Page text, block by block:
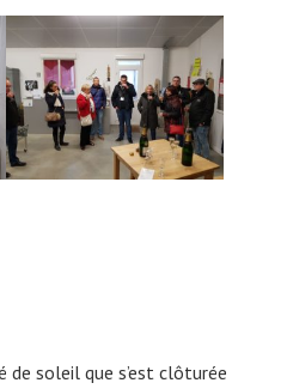
de soleil que s’est clôturée